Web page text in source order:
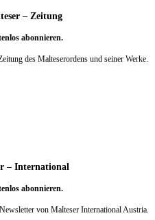
– Zeitung
abonnieren.
des Malteserordens und seiner Werke.
– International
abonnieren.
von Malteser International Austria.